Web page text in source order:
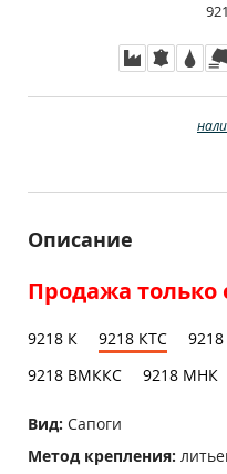
Описание
Продажа только
9218 К 9218 КТС
9218 ВМККС
9218 МНК
Вид: Сапоги
Метод крепления: